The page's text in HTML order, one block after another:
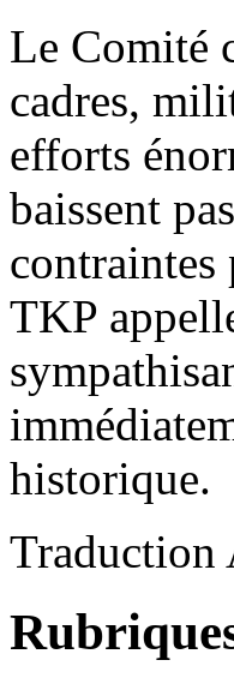
Le Comité
cadres,
efforts
baissent
contraintes
TKP
historique.
Traduction